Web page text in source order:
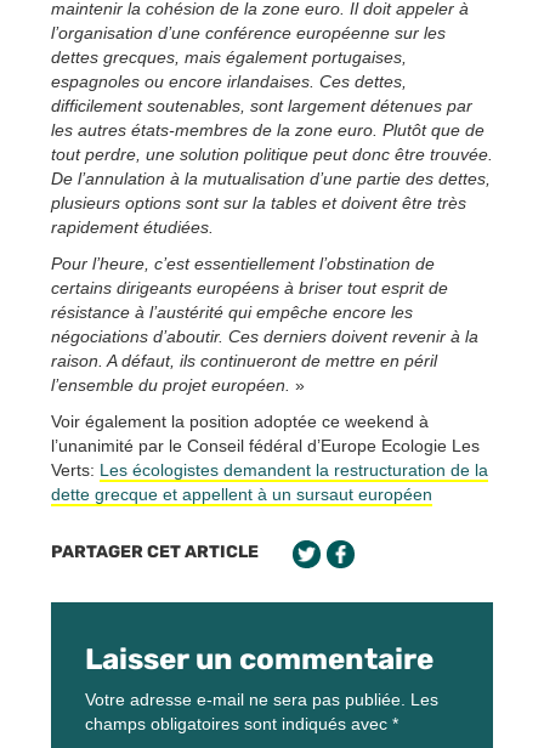
maintenir la cohésion de la zone euro. Il doit appeler à
l’organisation d’une conférence européenne sur les
dettes grecques, mais également portugaises,
espagnoles ou encore irlandaises. Ces dettes,
difficilement soutenables, sont largement détenues par
les autres états-membres de la zone euro. Plutôt que de
tout perdre, une solution politique peut donc être trouvée.
De l’annulation à la mutualisation d’une partie des dettes,
plusieurs options sont sur la tables et doivent être très
rapidement étudiées.
Pour l’heure, c’est essentiellement l’obstination de
certains dirigeants européens à briser tout esprit de
résistance à l’austérité qui empêche encore les
négociations d’aboutir. Ces derniers doivent revenir à la
raison. A défaut, ils continueront de mettre en péril
l’ensemble du projet européen. »
Voir également la position adoptée ce weekend à
l’unanimité par le Conseil fédéral d’Europe Ecologie Les
Verts: Les écologistes demandent la restructuration de la
dette grecque et appellent à un sursaut européen
PARTAGER CET ARTICLE
Laisser un commentaire
Votre adresse e-mail ne sera pas publiée. Les
champs obligatoires sont indiqués avec *